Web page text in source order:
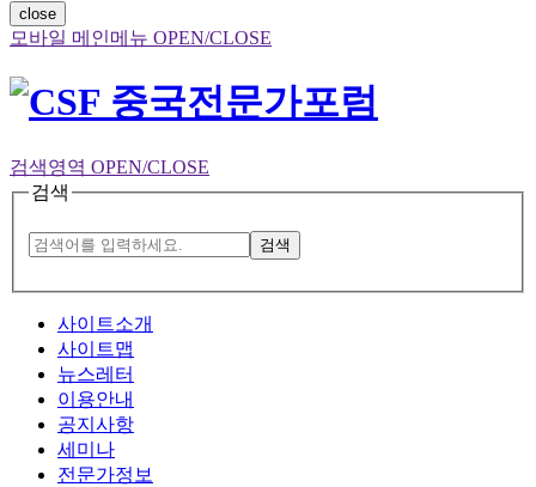
close
모바일 메인메뉴 OPEN/CLOSE
검색영역 OPEN/CLOSE
검색
검색
사이트소개
사이트맵
뉴스레터
이용안내
공지사항
세미나
전문가정보